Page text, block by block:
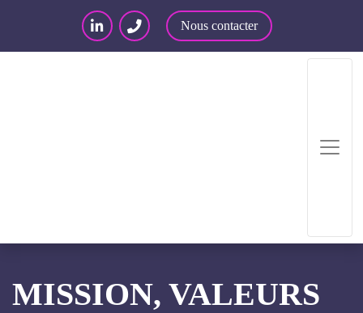
Nous contacter
MISSION, VALEURS